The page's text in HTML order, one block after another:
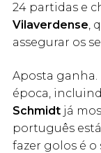
24 partidas e
Vilaverdense,
assegurar os
Aposta
época,
Schmidt já
português
fazer golos é o